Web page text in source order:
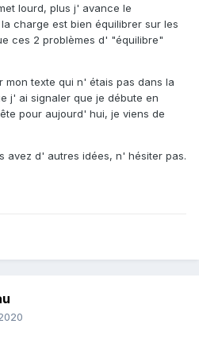
lourd, plus j' avance le
charge est bien équilibrer sur les
ces 2 problèmes d' "équilibre"
mon texte qui n' étais pas dans la
j' ai signaler que je débute en
pour aujourd' hui, je viens de
avez d' autres idées, n' hésiter pas.